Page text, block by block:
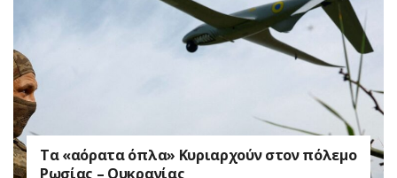
Τα «αόρατα όπλα» Κυριαρχούν στον πόλεμο
Ρωσίας – Ουκρανίας